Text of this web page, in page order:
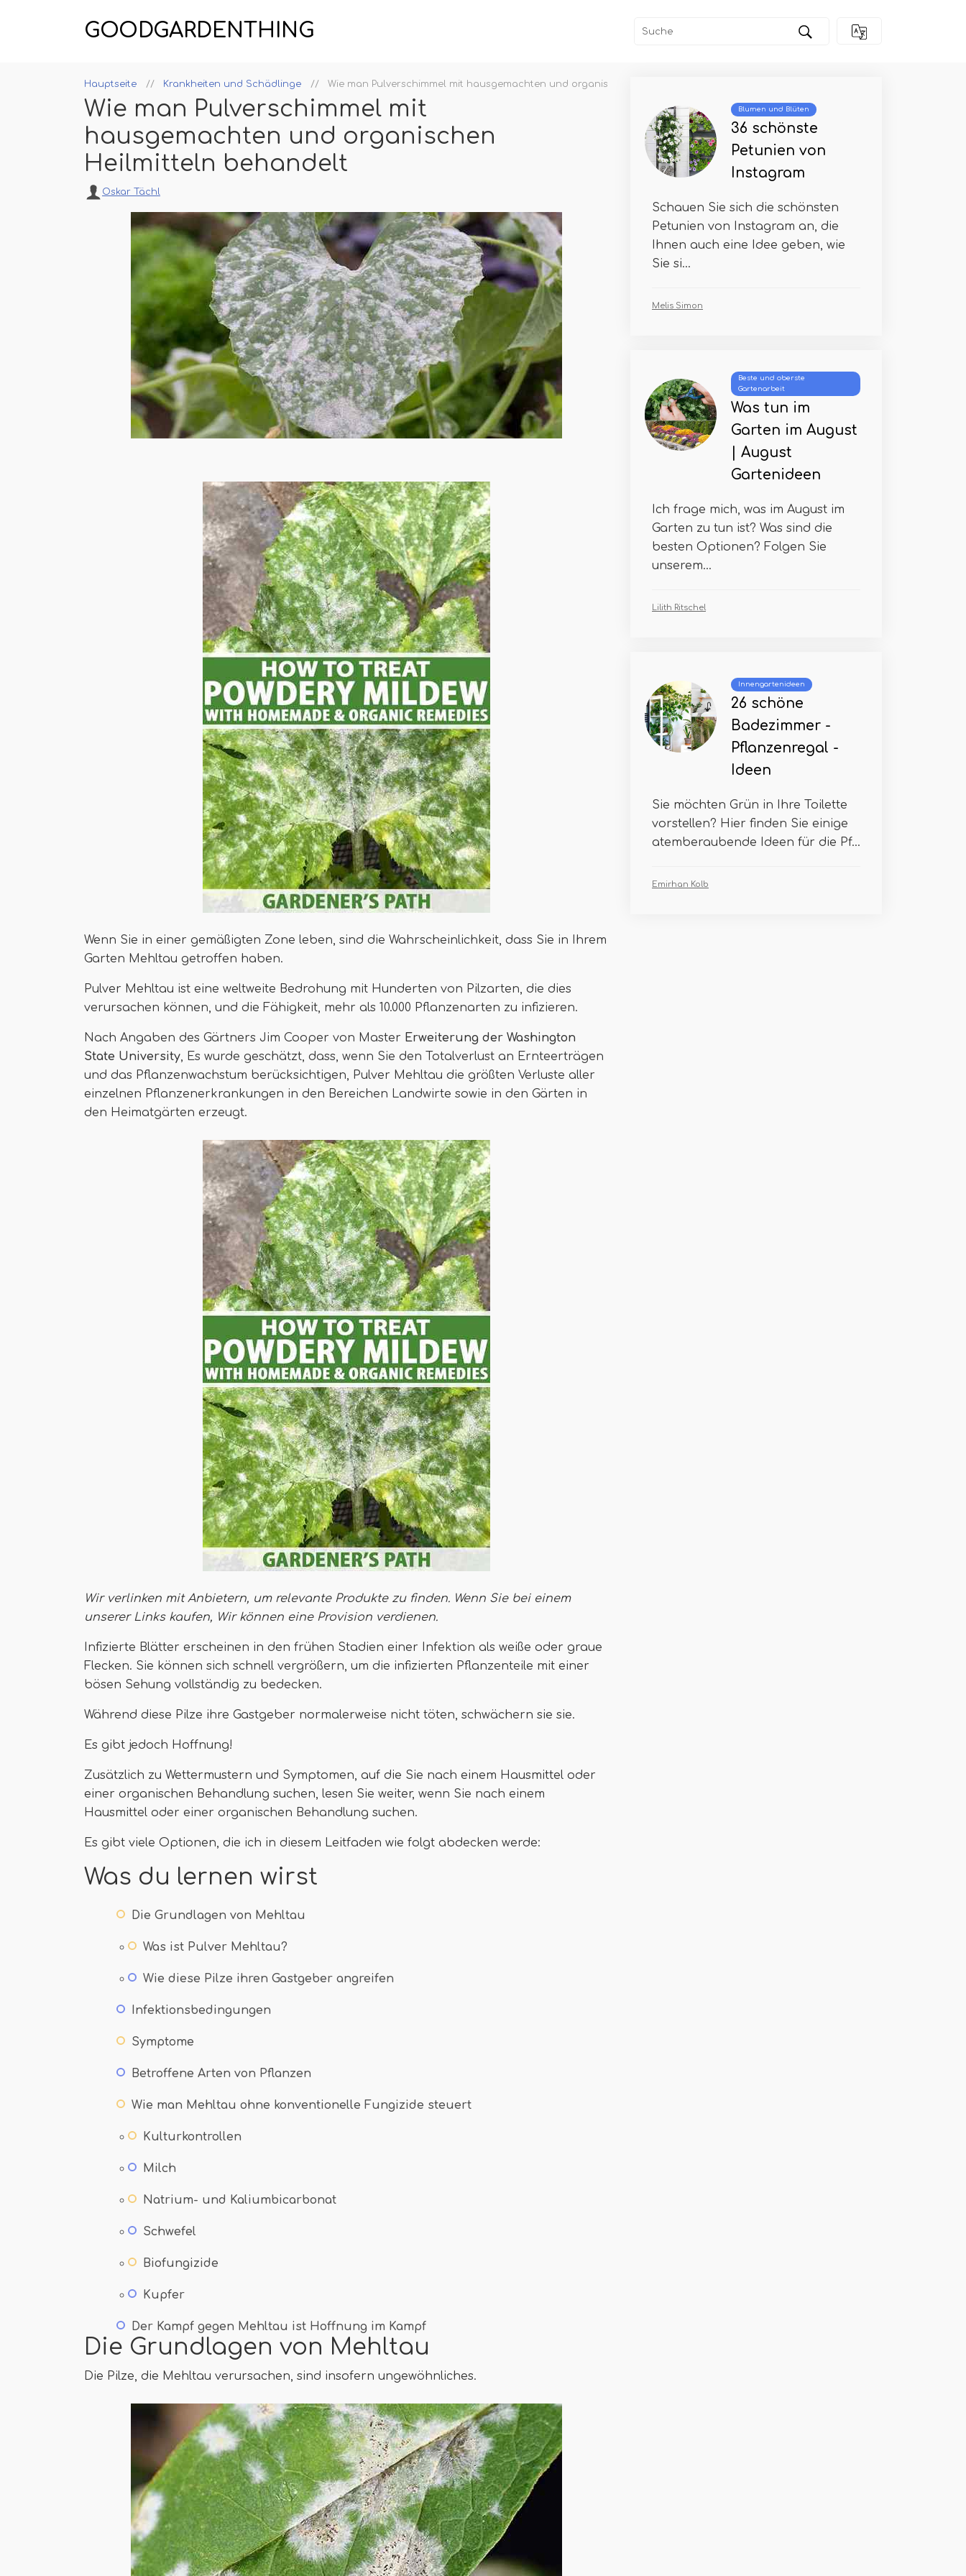
GOODGARDENTHING
Hauptseite Krankheiten und Schädlinge Wie man Pulverschimmel mit hausgemachten und organischen Heilmitteln behandelt
Wie man Pulverschimmel mit
hausgemachten und organischen
Heilmitteln behandelt
Oskar Tächl
Wenn Sie in einer gemäßigten Zone leben, sind die Wahrscheinlichkeit, dass Sie in Ihrem
Garten Mehltau getroffen haben.
Pulver Mehltau ist eine weltweite Bedrohung mit Hunderten von Pilzarten, die dies
verursachen können, und die Fähigkeit, mehr als 10.000 Pflanzenarten zu infizieren.
Nach Angaben des Gärtners Jim Cooper von Master Erweiterung der Washington
State University, Es wurde geschätzt, dass, wenn Sie den Totalverlust an Ernteerträgen
und das Pflanzenwachstum berücksichtigen, Pulver Mehltau die größten Verluste aller
einzelnen Pflanzenerkrankungen in den Bereichen Landwirte sowie in den Gärten in
den Heimatgärten erzeugt.
Wir verlinken mit Anbietern, um relevante Produkte zu finden. Wenn Sie bei einem
unserer Links kaufen, Wir können eine Provision verdienen.
Infizierte Blätter erscheinen in den frühen Stadien einer Infektion als weiße oder graue
Flecken. Sie können sich schnell vergrößern, um die infizierten Pflanzenteile mit einer
bösen Sehung vollständig zu bedecken.
Während diese Pilze ihre Gastgeber normalerweise nicht töten, schwächern sie sie.
Es gibt jedoch Hoffnung!
Zusätzlich zu Wettermustern und Symptomen, auf die Sie nach einem Hausmittel oder
einer organischen Behandlung suchen, lesen Sie weiter, wenn Sie nach einem
Hausmittel oder einer organischen Behandlung suchen.
Es gibt viele Optionen, die ich in diesem Leitfaden wie folgt abdecken werde:
Was du lernen wirst
Die Grundlagen von Mehltau
Was ist Pulver Mehltau?
Wie diese Pilze ihren Gastgeber angreifen
Infektionsbedingungen
Symptome
Betroffene Arten von Pflanzen
Wie man Mehltau ohne konventionelle Fungizide steuert
Kulturkontrollen
Milch
Natrium- und Kaliumbicarbonat
Schwefel
Biofungizide
Kupfer
Der Kampf gegen Mehltau ist Hoffnung im Kampf
Die Grundlagen von Mehltau
Die Pilze, die Mehltau verursachen, sind insofern ungewöhnliches.
Blumen und Blüten
36 schönste
Petunien von
Instagram
Schauen Sie sich die schönsten
Petunien von Instagram an, die
Ihnen auch eine Idee geben, wie
Sie si...
Melis Simon
Beste und oberste
Gartenarbeit
Was tun im
Garten im August
| August
Gartenideen
Ich frage mich, was im August im
Garten zu tun ist? Was sind die
besten Optionen? Folgen Sie
unserem...
Lilith Ritschel
Innengartenideen
26 schöne
Badezimmer -
Pflanzenregal -
Ideen
Sie möchten Grün in Ihre Toilette
vorstellen? Hier finden Sie einige
atemberaubende Ideen für die Pf...
Emirhan Kolb